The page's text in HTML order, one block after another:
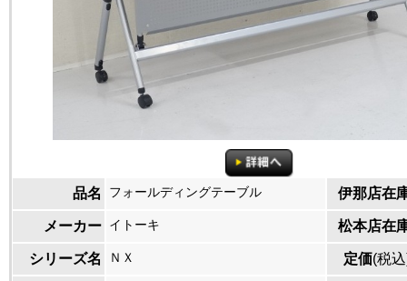
品名 フォールディングテーブル 伊那店在
メーカー イトーキ 松本店在
シリーズ名 ＮＸ 定価(税